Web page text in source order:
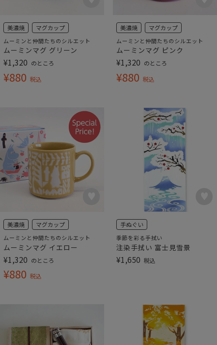
美濃焼 マグカップ
ムーミンと仲間たちのシルエット
ムーミンマグ グリーン
¥1,320 のところ
¥880 税込
美濃焼 マグカップ
ムーミンと仲間たちのシルエット
ムーミンマグ ピンク
¥1,320 のところ
¥880 税込
美濃焼 マグカップ
ムーミンと仲間たちのシルエット
ムーミンマグ イエロー
¥1,320 のところ
¥880 税込
手ぬぐい
季節を彩る手拭い
注染手拭い 富士見雪景
¥1,650 税込